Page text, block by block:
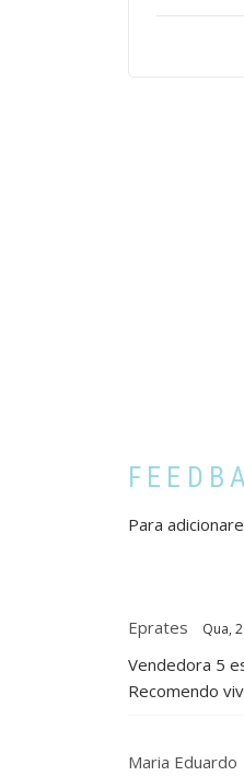
Para
Eprates Qua,
Vendedora 5
Recomendo
Maria Eduardo